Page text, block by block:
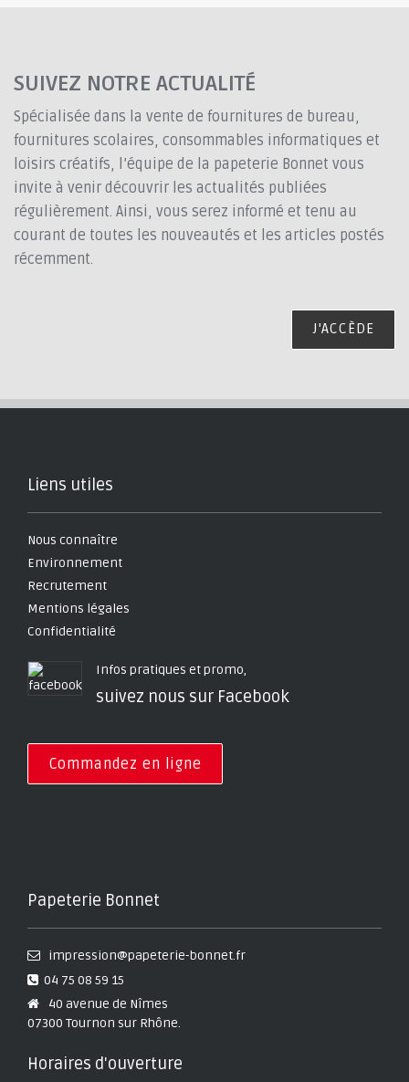
SUIVEZ NOTRE ACTUALITÉ
Spécialisée dans la vente de fournitures de bureau,
fournitures scolaires, consommables informatiques et
loisirs créatifs, l’équipe de la papeterie Bonnet vous
invite à venir découvrir les actualités publiées
régulièrement. Ainsi, vous serez informé et tenu au
courant de toutes les nouveautés et les articles postés
récemment.
J'ACCÈDE
Liens utiles
Nous connaître
Environnement
Recrutement
Mentions légales
Confidentialité
Infos pratiques et promo,
suivez nous sur Facebook
Commandez en ligne
Papeterie Bonnet
impression@papeterie-bonnet.fr
04 75 08 59 15
40 avenue de Nîmes
07300 Tournon sur Rhône.
Horaires d'ouverture